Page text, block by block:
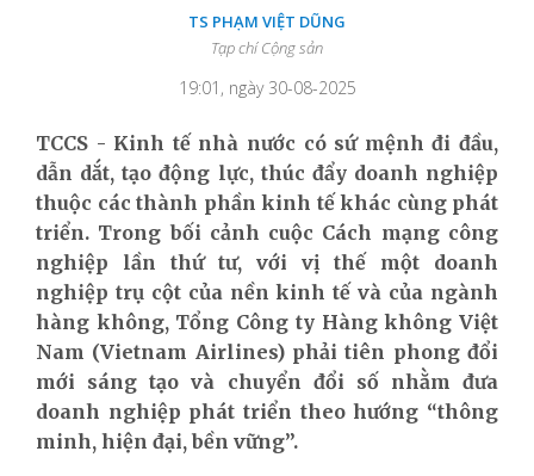
TS PHẠM VIỆT DŨNG
Tạp chí Cộng sản
19:01, ngày 30-08-2025
TCCS - Kinh tế nhà nước có sứ mệnh đi đầu,
dẫn dắt, tạo động lực, thúc đẩy doanh nghiệp
thuộc các thành phần kinh tế khác cùng phát
triển. Trong bối cảnh cuộc Cách mạng công
nghiệp lần thứ tư, với vị thế một doanh
nghiệp trụ cột của nền kinh tế và của ngành
hàng không, Tổng Công ty Hàng không Việt
Nam (Vietnam Airlines) phải tiên phong đổi
mới sáng tạo và chuyển đổi số nhằm đưa
doanh nghiệp phát triển theo hướng “thông
minh, hiện đại, bền vững”.